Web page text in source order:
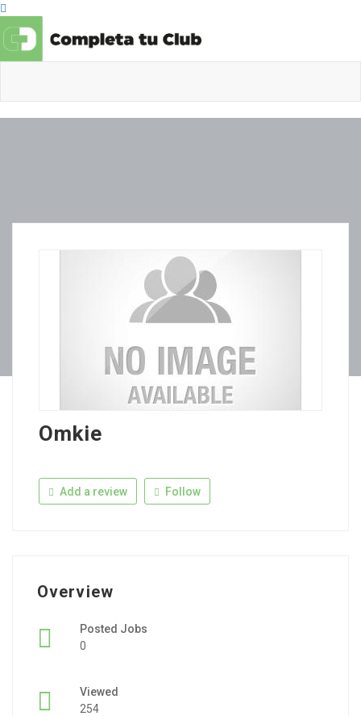
Omkie
Add a review Follow
Overview
Posted Jobs
0
Viewed
254